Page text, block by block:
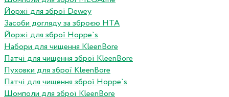
Йоржі для зброї Dewey
Засоби догляду за зброєю HTA
Йоржі для зброї Hoppe`s
Набори для чищення KleenBore
Патчі для чищення зброї KleenBore
Пуховки для зброї KleenBore
Патчі для чищення зброї Hoppe`s
Шомполи для зброї KleenBore